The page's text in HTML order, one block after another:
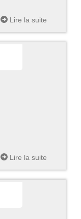
Lire la suite
Lire la suite